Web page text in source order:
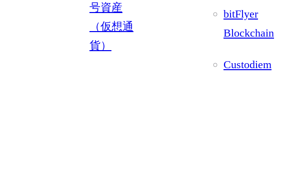
号資産
（仮想通
貨）
bitFlyer
Blockchain
Custodiem